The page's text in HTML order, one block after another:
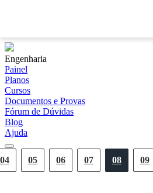
Engenharia
Painel
Planos
Cursos
Documentos e Provas
Fórum de Dúvidas
Blog
Ajuda
04 05 06 07 08 09